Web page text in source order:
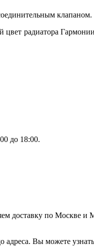
клапаном.
цвет радиатора
до 18:00.
доставку по Москве и
до адреса. Вы можете